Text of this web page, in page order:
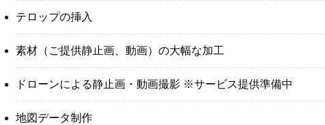
テロップの挿入
素材（ご提供静止画、動画）の大幅な加工
ドローンによる静止画・動画撮影 ※サービス提供準備中
地図データ制作